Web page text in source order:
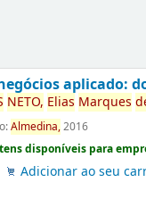
aplicado:
NETO, Elias Marques
Almedina,2016
disponíveis para
Adicionar ao seu